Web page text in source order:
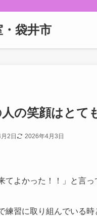
袋井市
の笑顔はとて
2日 2026年4月3日
てよかった！！」と言
練習に取り組んでいる時